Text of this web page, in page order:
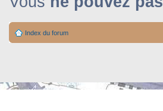
Index du forum